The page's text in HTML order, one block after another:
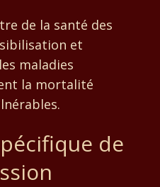
de la santé des
et
maladies
la mortalité
de